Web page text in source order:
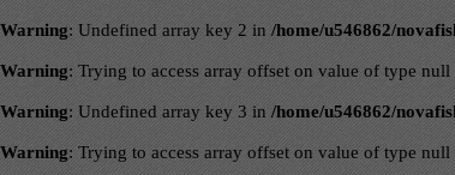
Warning: Undefined array key 2 in /home/u546862/
Warning: Trying to access array offset on value of type null
Warning: Undefined array key 3 in /home/u546862/
Warning: Trying to access array offset on value of type null